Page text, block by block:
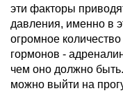
эти факторы
давления, именно в
огромное
гормонов -
чем оно должно
можно выйти на